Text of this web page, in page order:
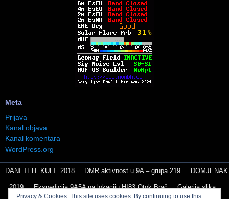
Meta
Prijava
Kanal objava
Kanal komentara
WordPress.org
DANI TEH. KULT. 2018 DMR aktivnost u 9A – grupa 219 DOMJENAK
2019 Ekspedicija 9A5A na lokaciju HI83 Otok Brač Galerija slika
Privacy & Cookies: This site uses cookies. By continuing to use this